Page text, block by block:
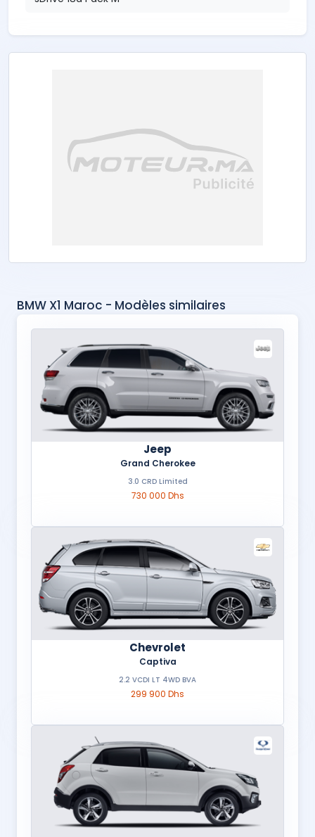
BMW X1 Maroc - Modèles similaires
Jeep
Grand Cherokee
3.0 CRD Limited
730 000 Dhs
Chevrolet
Captiva
2.2 VCDI LT 4WD BVA
299 900 Dhs